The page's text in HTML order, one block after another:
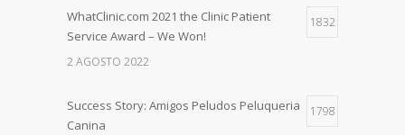
WhatClinic.com 2021 the Clinic Patient
Service Award – We Won!
1832
2 AGOSTO 2022
Success Story: Amigos Peludos Peluqueria
Canina
1798